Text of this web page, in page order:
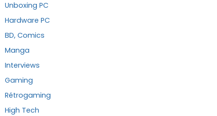
Unboxing PC
Hardware PC
BD, Comics
Manga
Interviews
Gaming
Rétrogaming
High Tech